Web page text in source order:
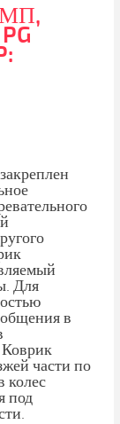
Для
в
Коврик
части по
колес
под